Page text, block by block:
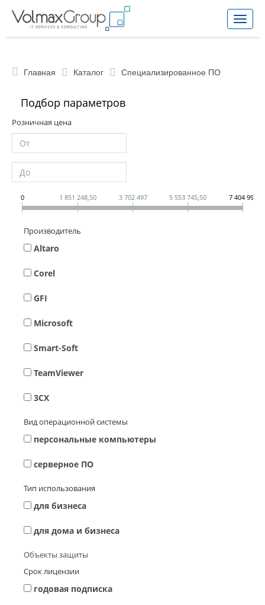
Toggle
Главная Каталог Специализированное ПО
Подбор параметров
Розничная цена
0 1 851 248,50 3 702 497 5 553 745,50 7 404 994
Производитель
Altaro
Corel
GFI
Microsoft
Smart-Soft
TeamViewer
3CX
Вид операционной системы
персональные компьютеры
серверное ПО
Тип использования
для бизнеса
для дома и бизнеса
Объекты защиты
Срок лицензии
годовая подписка